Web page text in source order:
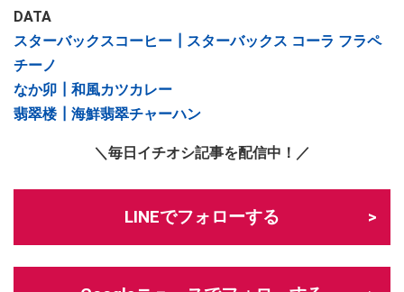
DATA
スターバックスコーヒー┃スターバックス コーラ フラペ
チーノ
なか卯┃和風カツカレー
翡翠楼┃海鮮翡翠チャーハン
＼毎日イチオシ記事を配信中！／
LINEでフォローする